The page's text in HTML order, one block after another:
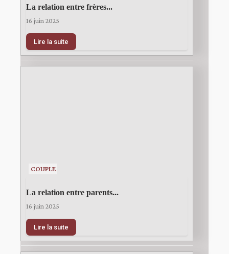
La relation entre frères...
16 juin 2025
Lire la suite
COUPLE
La relation entre parents...
16 juin 2025
Lire la suite